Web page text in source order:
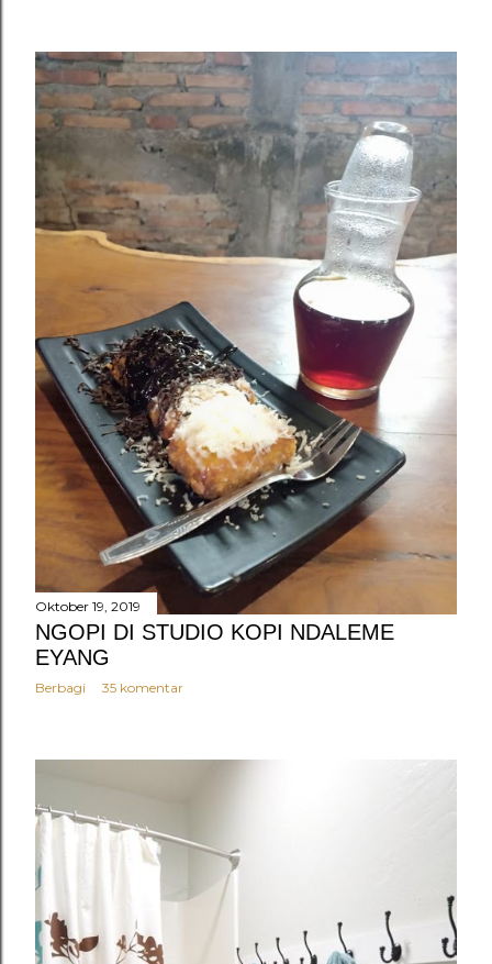
Oktober 19, 2019
NGOPI DI STUDIO KOPI NDALEME
EYANG
Berbagi 35 komentar